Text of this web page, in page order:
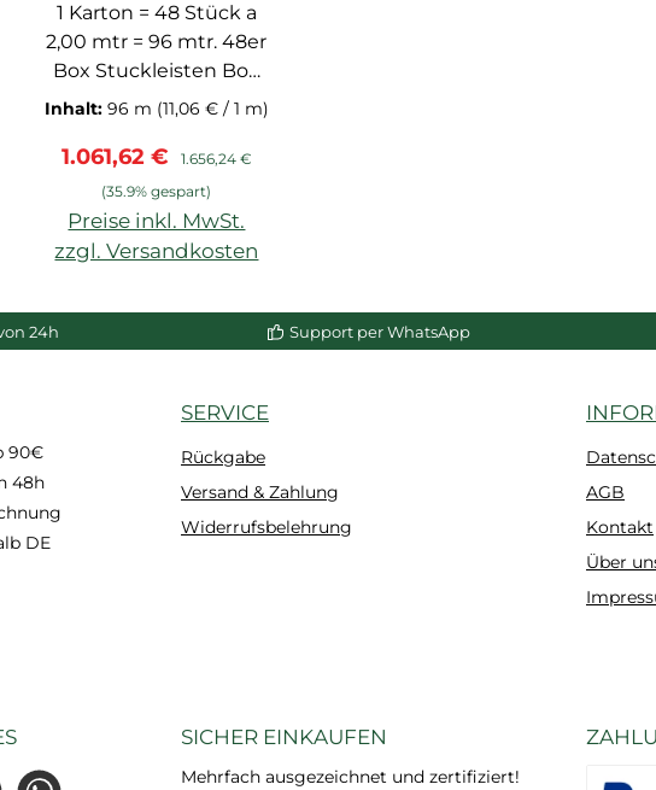
Marquet Stuckleiste
1 Karton = 48 Stück a
2,00 mtr = 96 mtr. 48er
Box Stuckleisten Box
Z1250 Profilleiste Z1250
vorgrundiert, NMC
Inhalt: 96 m (11,06 € / 1 m)
Verkaufspreis:
1.061,62 € Regulärer Preis:
1.656,24 €
(35.9% gespart)
Preise inkl. MwSt.
zzgl. Versandkosten
24h Support per WhatsApp
90€
48h
DE
SERVICE
Rückgabe
Versand & Zahlung
Widerrufsbelehrung
AGB
Kontakt
Über
SICHER EINKAUFEN
Mehrfach ausgezeichnet und zertifiziert!